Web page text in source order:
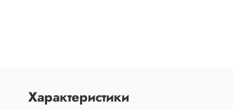
Характеристики